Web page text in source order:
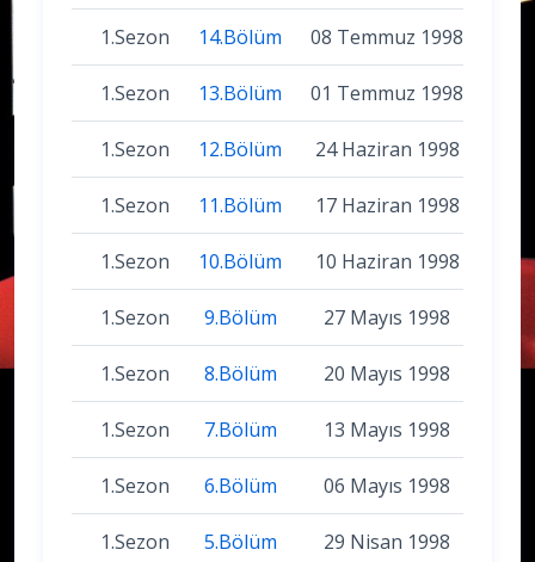
1.Sezon 14.Bölüm 08 Temmuz 1998
1.Sezon 13.Bölüm 01 Temmuz 1998
1.Sezon 12.Bölüm 24 Haziran 1998
1.Sezon 11.Bölüm 17 Haziran 1998
1.Sezon 10.Bölüm 10 Haziran 1998
1.Sezon 9.Bölüm 27 Mayıs 1998
1.Sezon 8.Bölüm 20 Mayıs 1998
1.Sezon 7.Bölüm 13 Mayıs 1998
1.Sezon 6.Bölüm 06 Mayıs 1998
1.Sezon 5.Bölüm 29 Nisan 1998